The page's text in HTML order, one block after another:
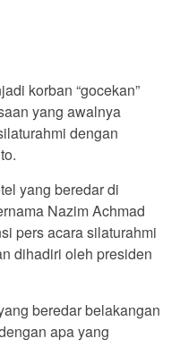
korban “gocekan”
yang awalnya
dengan
yang beredar di
Nazim Achmad
pers acara silaturahmi
dihadiri oleh presiden
beredar belakangan
apa yang